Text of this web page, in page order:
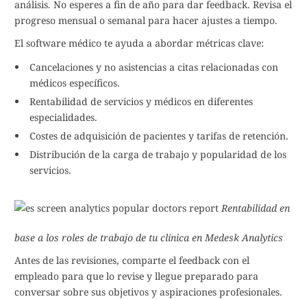
análisis. No esperes a fin de año para dar feedback. Revisa el
progreso mensual o semanal para hacer ajustes a tiempo.
El software médico te ayuda a abordar métricas clave:
Cancelaciones y no asistencias a citas relacionadas con
médicos específicos.
Rentabilidad de servicios y médicos en diferentes
especialidades.
Costes de adquisición de pacientes y tarifas de retención.
Distribución de la carga de trabajo y popularidad de los
servicios.
Rentabilidad en
base a los roles de trabajo de tu clínica en Medesk Analytics
Antes de las revisiones, comparte el feedback con el
empleado para que lo revise y llegue preparado para
conversar sobre sus objetivos y aspiraciones profesionales.